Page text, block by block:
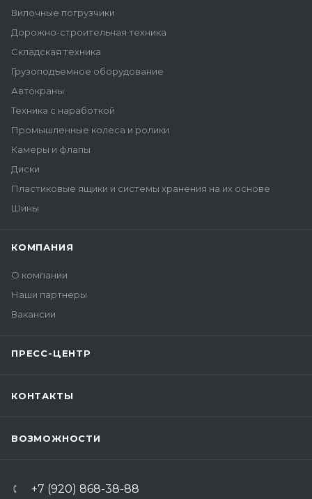
Вилочные погрузчики
Дорожно-строительная техника
Складская техника
Грузоподъемное оборудование
Автокраны
Техника с наработкой
Промышленные колеса и ролики
Камеры и флапы
Диски
Пластиковые ящики и системы хранения на их основе
Шины
КОМПАНИЯ
О компании
Наши партнеры
Вакансии
ПРЕСС-ЦЕНТР
КОНТАКТЫ
ВОЗМОЖНОСТИ
+7 (920) 868-38-88